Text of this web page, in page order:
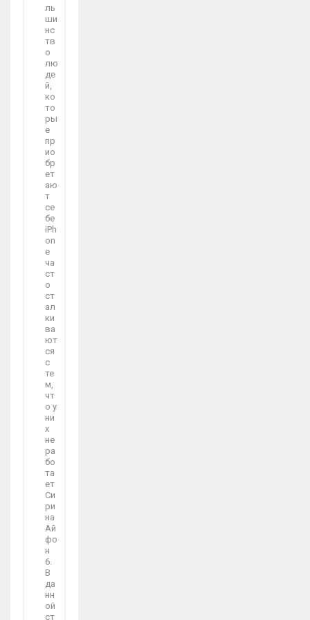
ль
ши
нс
тв
о
лю
де
й,
ко
то
ры
е
пр
ио
бр
ет
аю
т
се
бе
iPh
on
e
ча
ст
о
ст
ал
ки
ва
ют
ся
с
те
м,
чт
о у
ни
х
не
ра
бо
та
ет
Си
ри
на
Ай
фо
н
6.
В
да
нн
ой
ст